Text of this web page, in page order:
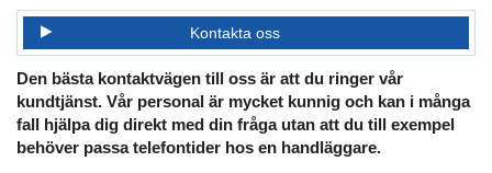
Kontakta oss
Den bästa kontaktvägen till oss är att du ringer vår
kundtjänst. Vår personal är mycket kunnig och kan i många
fall hjälpa dig direkt med din fråga utan att du till exempel
behöver passa telefontider hos en handläggare.